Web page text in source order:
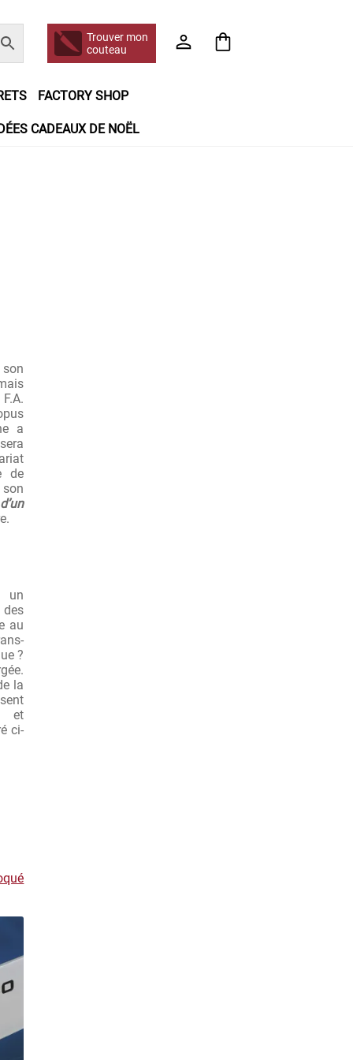
Trouver mon
couteau
FACTORY SHOP
CADEAUX DE NOËL
a
de
un
au
?
la
et
ci-